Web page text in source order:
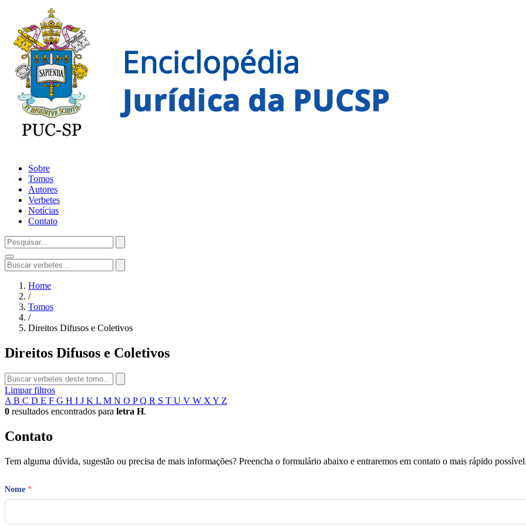
Sobre
Tomos
Autores
Verbetes
Notícias
Contato
Home
/
Tomos
/
Direitos Difusos e Coletivos
Direitos Difusos e Coletivos
Limpar filtros
A B C D E F G H I J K L M N O PQ R S T U V W X Y Z
0 resultados encontrados para letra H.
Contato
Tem alguma dúvida, sugestão ou precisa de mais informações? Preencha o formulário abaixo e entraremos em contato o mais rápido
M
Nome *